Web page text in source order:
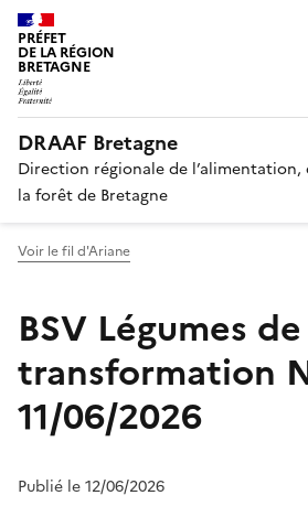
PRÉFET
DE LA RÉGION
BRETAGNE
DRAAF Bretagne
Direction régionale de l’alimentation,
la forêt de Bretagne
Voir le fil d'Ariane
BSV Légumes de
transformation
11/06/2026
Publié le 12/06/2026